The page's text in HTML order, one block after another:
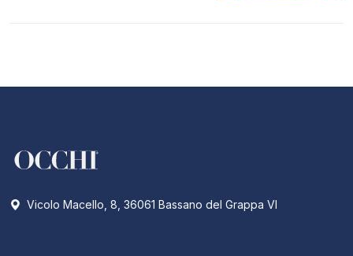
Vicolo Macello, 8, 36061 Bassano del Grappa VI